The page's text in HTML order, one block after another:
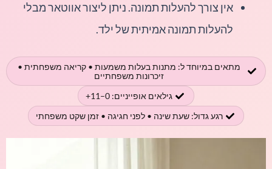
אין צורך להעלות תמונה. ניתן ליצור אווטאר מבלי
להעלות תמונה אמיתית של ילד.
מתאים במיוחד ל: מתנות בעלות משמעות • קריאה משפחתית •
זיכרונות משפחתיים
גילאים אופייניים: 0–11+
רגע גדול: שעת שינה • לפני חגיגה • זמן שקט משפחתי